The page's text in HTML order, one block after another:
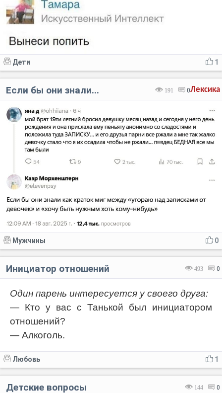
1
Дети
Лексика
191 0
Если бы они знали...
0
Мужчины
493 0
Инициатор отношений
Один парень интересуется у своего друга:
— Кто у вас с Танькой был инициатором
отношений?
— Алкоголь.
1
Любовь
144 0
Детские вопросы